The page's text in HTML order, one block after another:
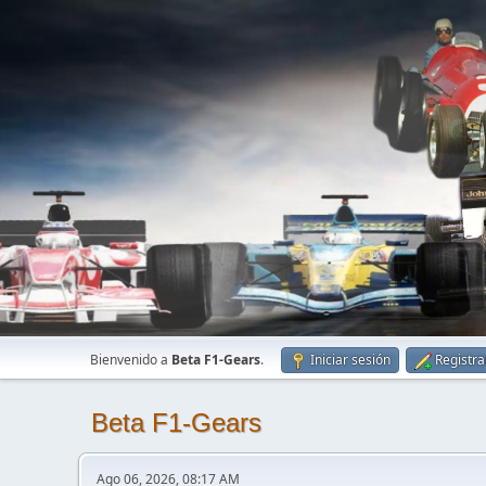
Bienvenido a Beta F1-Gears. Iniciar sesión
Beta F1-Gears
Ago 06, 2026, 08:17 AM